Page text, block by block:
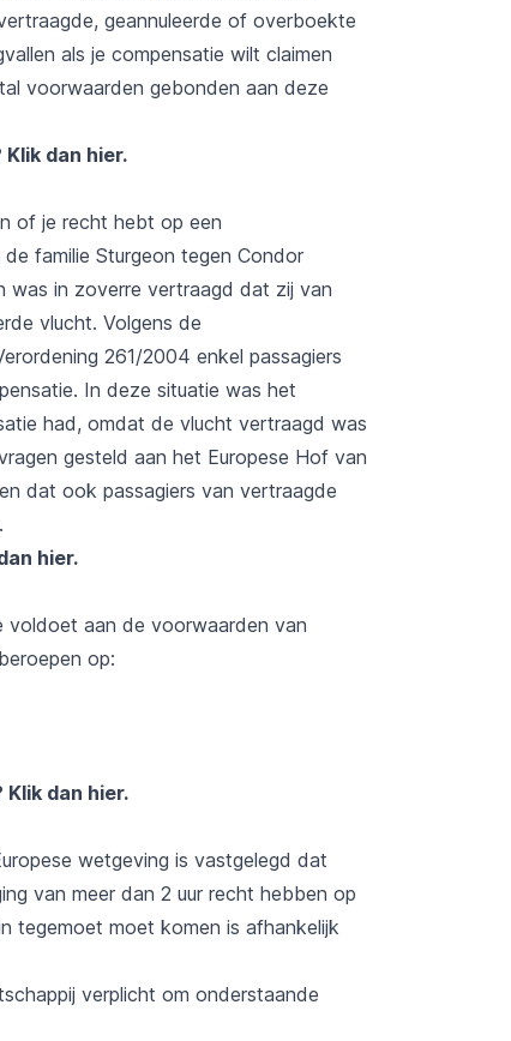
geannuleerde of overboekte
als je compensatie wilt claimen
voorwaarden gebonden aan deze
Klik dan hier.
of je recht hebt op een
familie Sturgeon tegen Condor
was in zoverre vertraagd dat zij van
vlucht. Volgens de
261/2004 enkel passagiers
In deze situatie was het
had, omdat de vlucht vertraagd was
gesteld aan het Europese Hof van
dat ook passagiers van vertraagde
hier.
voldoet aan de voorwaarden van
op:
Klik dan hier.
wetgeving is vastgelegd dat
van meer dan 2 uur recht hebben op
tegemoet moet komen is afhankelijk
verplicht om onderstaande